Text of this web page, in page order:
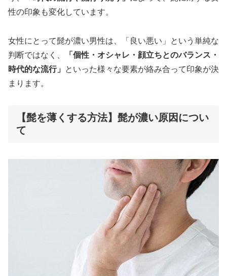
性の印象も変化しています。
女性にとって髭が濃い男性は、「良い悪い」という単純な
判断ではなく、
「個性・オシャレ・顔立ちとのバランス・
時代的な流行」
といった様々な要素が絡み合って印象が決
まります。
【髭を薄くする方法】髭が濃い原因につい
て